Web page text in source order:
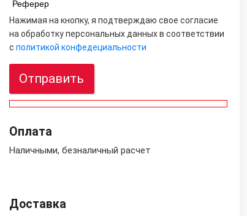
Реферер
Нажимая на кнопку, я подтверждаю свое согласие
на обработку персональных данных в соответствии
с политикой конфедециальности
Отправить
Оплата
Наличными, безналичный расчет
Доставка